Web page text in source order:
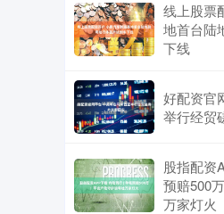
线上股票
地首台陆
下线
好配资官
举行经贸
股指配资
预赔500
万家灯火